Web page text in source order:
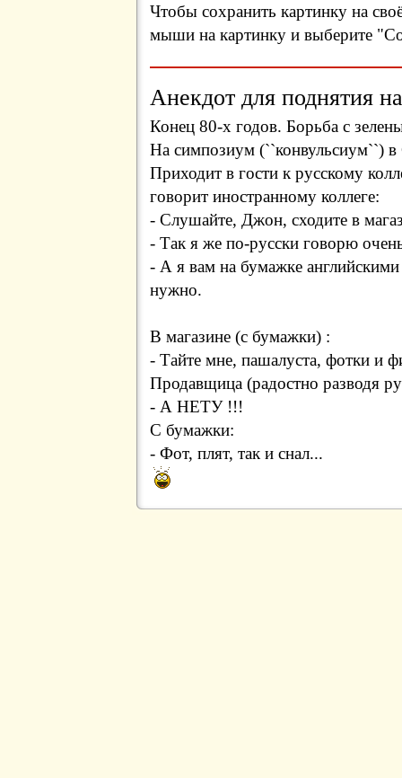
Чтобы сохранить картинку на
мыши на картинку и выберите
Анекдот для поднятия
Конец 80-х годов. Борьба с
На симпозиум (``конвульсиум``)
Приходит в гости к русскому
говорит иностранному коллеге:
- Слушайте, Джон, сходите в
- Так я же по-русски говорю
- А я вам на бумажке
нужно.
В магазине (с бумажки) :
- Тайте мне, пашалуста, фотки и
Продавщица (радостно разводя
- А НЕТУ !!!
С бумажки:
- Фот, плят, так и снал...